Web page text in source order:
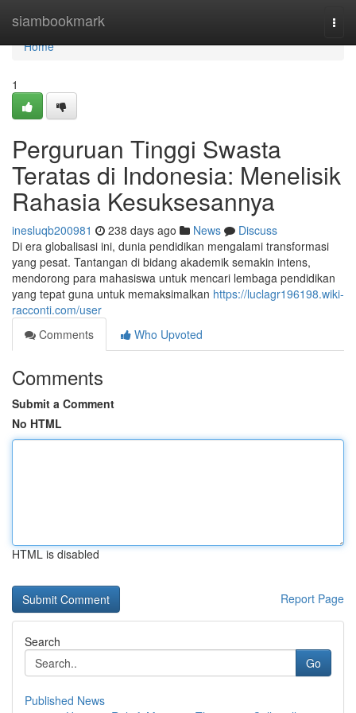
siambookmark
Home
Home
1
Perguruan Tinggi Swasta
Teratas di Indonesia: Menelisik
Rahasia Kesuksesannya
inesluqb200981 238 days ago News
Discuss
Di era globalisasi ini, dunia pendidikan mengalami transformasi
yang pesat. Tantangan di bidang akademik semakin intens,
mendorong para mahasiswa untuk mencari lembaga pendidikan
yang tepat guna untuk memaksimalkan https://luclagr196198.wiki-
racconti.com/user
Comments
Who Upvoted
Comments
Submit a Comment
No HTML
HTML is disabled
Report Page
Search
Go
Published News